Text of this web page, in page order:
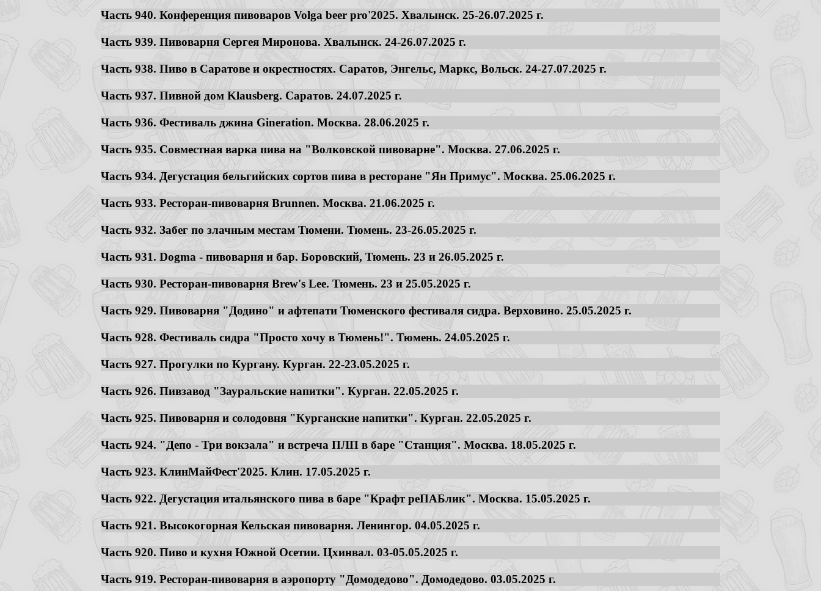
Часть 940. Конференция пивоваров Volga beer pro'2025. Хвалынск. 25-26.07.2025 г.
Часть 939. Пивоварня Сергея Миронова. Хвалынск. 24-26.07.2025 г.
Часть 938. Пиво в Саратове и окрестностях. Саратов, Энгельс, Маркс, Вольск. 24-27.07.2025 г.
Часть 937. Пивной дом Klausberg. Саратов. 24.07.2025 г.
Часть 936. Фестиваль джина Gineration. Москва. 28.06.2025 г.
Часть 935. Совместная варка пива на "Волковской пивоварне". Москва. 27.06.2025 г.
Часть 934. Дегустация бельгийских сортов пива в ресторане "Ян Примус". Москва. 25.06.2025 г.
Часть 933. Ресторан-пивоварня Brunnen. Москва. 21.06.2025 г.
Часть 932. Забег по злачным местам Тюмени. Тюмень. 23-26.05.2025 г.
Часть 931. Dogma - пивоварня и бар. Боровский, Тюмень. 23 и 26.05.2025 г.
Часть 930. Ресторан-пивоварня Brew's Lee. Тюмень. 23 и 25.05.2025 г.
Часть 929. Пивоварня "Додино" и афтепати Тюменского фестиваля сидра. Верховино. 25.05.2025 г.
Часть 928. Фестиваль сидра "Просто хочу в Тюмень!". Тюмень. 24.05.2025 г.
Часть 927. Прогулки по Кургану. Курган. 22-23.05.2025 г.
Часть 926. Пивзавод "Зауральские напитки". Курган. 22.05.2025 г.
Часть 925. Пивоварня и солодовня "Курганские напитки". Курган. 22.05.2025 г.
Часть 924. "Депо - Три вокзала" и встреча ПЛП в баре "Станция". Москва. 18.05.2025 г.
Часть 923. КлинМайФест'2025. Клин. 17.05.2025 г.
Часть 922. Дегустация итальянского пива в баре "Крафт реПАБлик". Москва. 15.05.2025 г.
Часть 921. Высокогорная Кельская пивоварня. Ленингор. 04.05.2025 г.
Часть 920. Пиво и кухня Южной Осетии. Цхинвал. 03-05.05.2025 г.
Часть 919. Ресторан-пивоварня в аэропорту "Домодедово". Домодедово. 03.05.2025 г.